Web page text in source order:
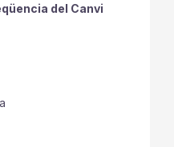
del Canvi